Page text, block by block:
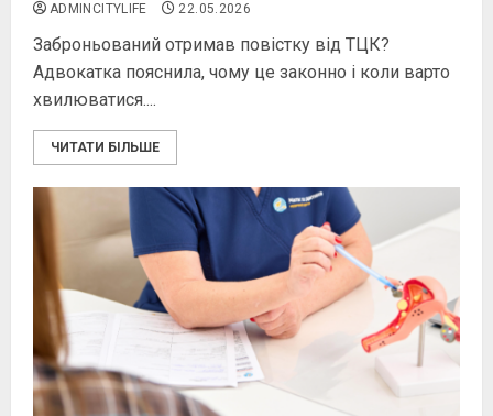
ADMINCITYLIFE 22.05.2026
Заброньований отримав повістку від ТЦК?
Адвокатка пояснила, чому це законно і коли варто
хвилюватися....
ЧИТАТИ БІЛЬШЕ